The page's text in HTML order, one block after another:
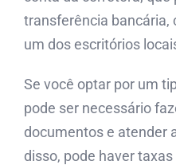
transferência bancária,
um dos escritórios
Se você optar por um
pode ser necessário
documentos e atender
disso, pode haver